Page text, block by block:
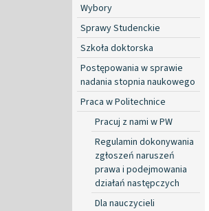
Wybory
Sprawy Studenckie
Szkoła doktorska
Postępowania w sprawie
nadania stopnia naukowego
Praca w Politechnice
Pracuj z nami w PW
Regulamin dokonywania
zgłoszeń naruszeń
prawa i podejmowania
działań następczych
Dla nauczycieli